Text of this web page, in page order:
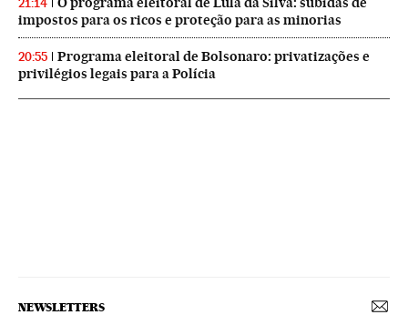
21:14
impostos para os ricos e proteção para as minorias
20:55
Programa eleitoral de Bolsonaro: privatizações e
privilégios legais para a Polícia
NEWSLETTERS